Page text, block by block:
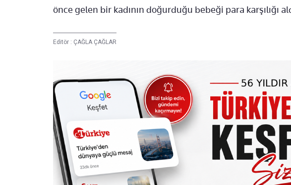
önce gelen bir kadının doğurduğu bebeği para karşılığı
Editör : ÇAĞLA ÇAĞLAR